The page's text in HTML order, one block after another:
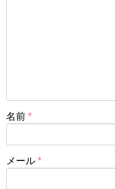
名前 *
メール *